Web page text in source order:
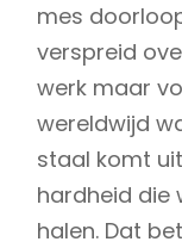
mes
verspreid
werk maar
wereldwijd
staal komt
hardheid die
halen. Dat